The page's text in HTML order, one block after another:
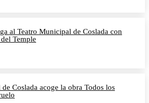
al Teatro Municipal de Coslada con
Temple
Coslada acoge la obra Todos los